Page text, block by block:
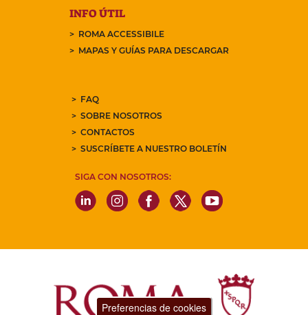
INFO ÚTIL
ROMA ACCESSIBILE
MAPAS Y GUÍAS PARA DESCARGAR
FAQ
SOBRE NOSOTROS
CONTACTOS
SUSCRÍBETE A NUESTRO BOLETÍN
SIGA CON NOSOTROS:
Preferencias de cookies